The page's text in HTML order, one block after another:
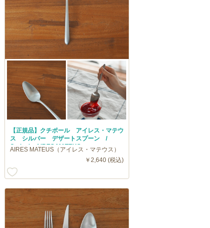
【正規品】クチポール アイレス・マテウ
ス シルバー デザートスプーン /
Cutipol AIRES MATEUS
AIRES MATEUS（アイレス・マテウス）
￥2,640 (税込)